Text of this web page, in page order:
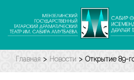
содержимому
Enter)
Главная > Новости > Открытие 89-